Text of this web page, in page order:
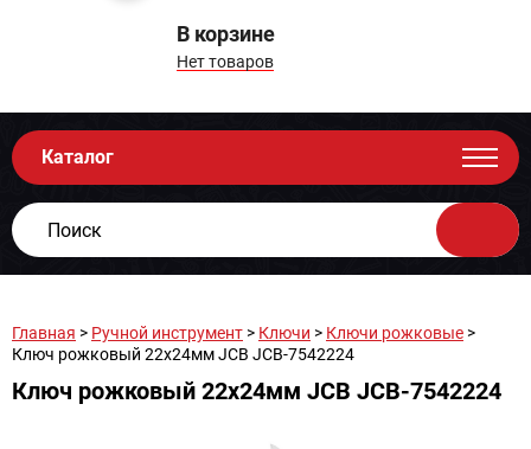
В корзине
Нет товаров
Каталог
Главная > Ручной инструмент > Ключи > Ключи рожковые >
Ключ рожковый 22x24мм JCB JCB-7542224
Ключ рожковый 22x24мм JCB JCB-7542224